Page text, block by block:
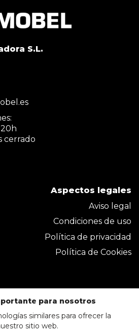
S.L.
20h
cerrado
Aspectos legales
Aviso legal
Condiciones de uso
Política de privacidad
Política de Cookies
para nosotros
similares para ofrecer la
sitio web.